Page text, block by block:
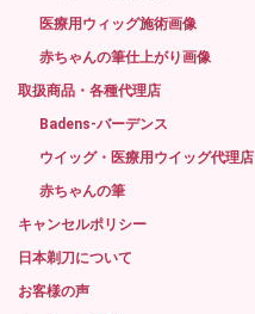
医療用ウィッグ施術画像
赤ちゃんの筆仕上がり画像
取扱商品・各種代理店
Badens-バーデンス
ウイッグ・医療用ウイッグ代理店
赤ちゃんの筆
キャンセルポリシー
日本剃刀について
お客様の声